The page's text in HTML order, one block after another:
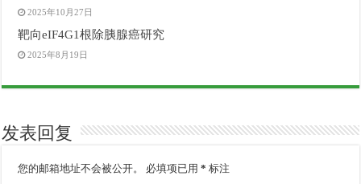
2025年10月27日
靶向eIF4G1根除胰腺癌研究
2025年8月19日
发表回复
您的邮箱地址不会被公开。 必填项已用* 标注